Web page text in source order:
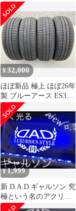
ジムニー 初代 ハス
ラー
¥32,000
ほぼ新品 極上 ほぼ26年
製 ブルーアース ES32
165/55r15 4本
¥1,999
新 D.A.D ギャルソン 究
極という名のアクリル
プレート 青く光るLED